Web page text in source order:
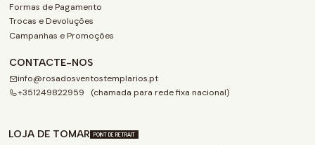
Formas de Pagamento
Trocas e Devoluções
Campanhas e Promoções
CONTACTE-NOS
info@rosadosventostemplarios.pt
+351249822959 (chamada para rede fixa nacional)
LOJA DE TOMAR POINT DE RETRAIT